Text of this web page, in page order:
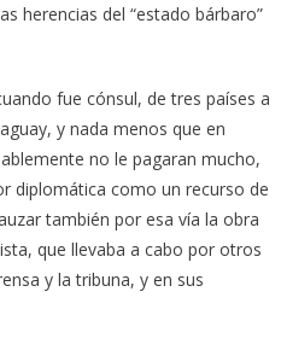
herencias del “estado bárbaro”
fue cónsul, de tres países a
y nada menos que en
no le pagaran mucho,
diplomática como un recurso de
también por esa vía la obra
que llevaba a cabo por otros
y la tribuna, y en sus